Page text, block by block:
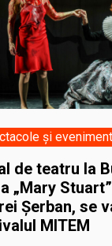
și
de teatru la
„Mary
Șerban, se
MITEM